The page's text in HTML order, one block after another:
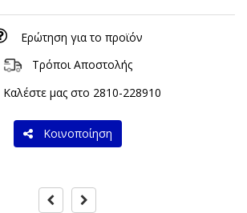
Ερώτηση για το προϊόν
Τρόποι Αποστολής
Καλέστε μας στο 2810-228910
Κοινοποίηση